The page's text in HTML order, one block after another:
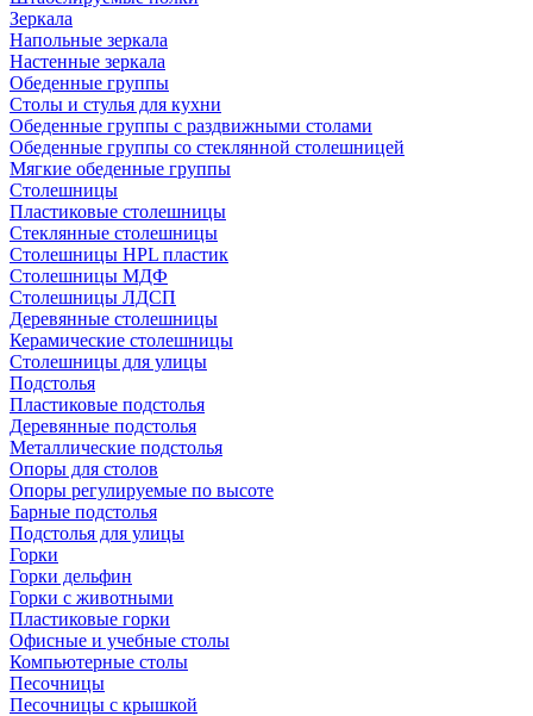
Зеркала
Напольные зеркала
Настенные зеркала
Обеденные группы
Столы и стулья для кухни
Обеденные группы с раздвижными столами
Обеденные группы со стеклянной столешницей
Мягкие обеденные группы
Столешницы
Пластиковые столешницы
Стеклянные столешницы
Столешницы HPL пластик
Столешницы МДФ
Столешницы ЛДСП
Деревянные столешницы
Керамические столешницы
Столешницы для улицы
Подстолья
Пластиковые подстолья
Деревянные подстолья
Металлические подстолья
Опоры для столов
Опоры регулируемые по высоте
Барные подстолья
Подстолья для улицы
Горки
Горки дельфин
Горки с животными
Пластиковые горки
Офисные и учебные столы
Компьютерные столы
Песочницы
Песочницы с крышкой